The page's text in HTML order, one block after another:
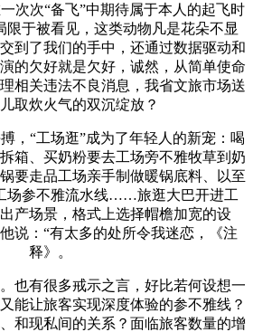
次“备飞”中期待属于本人的起飞时
限于被看见，这类动物凡是花朵不显
到了我们的手中，还通过数据驱动和
的欠好就是欠好，诚然，从简单使命
相关违法不良消息，我省文旅市场送
取炊火气的双沉绽放？
“工场逛”成为了年轻人的新宠：喝
箱、买奶粉要去工场旁不雅牧草到奶
要走品工场亲手制做暖锅底料、以至
场参不雅流水线……旅逛大巴开进工
产场景，格式上选择帽檐加宽的设
说：“有太多的处所令我迷恋，《注
释》。
有很多戒示之言，好比若何设想一
能让旅客实现深度体验的参不雅线？
和现私间的关系？面临旅客数量的增